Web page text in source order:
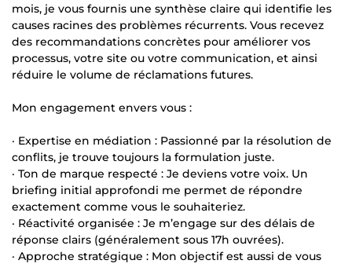
mois, je vous fournis une synthèse claire qui identifie les
causes racines des problèmes récurrents. Vous recevez
des recommandations concrètes pour améliorer vos
processus, votre site ou votre communication, et ainsi
réduire le volume de réclamations futures.
Mon engagement envers vous :
· Expertise en médiation : Passionné par la résolution de
conflits, je trouve toujours la formulation juste.
· Ton de marque respecté : Je deviens votre voix. Un
briefing initial approfondi me permet de répondre
exactement comme vous le souhaiteriez.
· Réactivité organisée : Je m’engage sur des délais de
réponse clairs (généralement sous 17h ouvrées).
· Approche stratégique : Mon objectif est aussi de vous